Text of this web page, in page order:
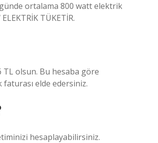
ortalama 800 watt elektrik
TÜKETİR.
TL olsun. Bu hesaba göre
elde edersiniz.
hesaplayabilirsiniz.